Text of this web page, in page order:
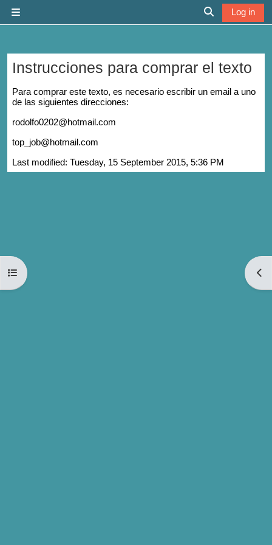
Toggle search
Log in
Open course index
Instrucciones para comprar el texto
Para comprar este texto, es necesario escribir un email a uno
de las siguientes direcciones:
rodolfo0202@hotmail.com
top_job@hotmail.com
Last modified: Tuesday, 15 September 2015, 5:36 PM